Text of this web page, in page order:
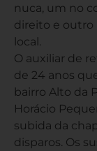
nuca, um no
direito e outro
local.
O auxiliar de
de 24 anos
bairro Alto da
Horácio
subida da
disparos. Os